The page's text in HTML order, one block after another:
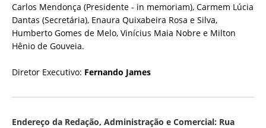
Carlos Mendonça (Presidente - in memoriam), Carmem Lúcia
Dantas (Secretária), Enaura Quixabeira Rosa e Silva,
Humberto Gomes de Melo, Vinícius Maia Nobre e Milton
Hênio de Gouveia.
Diretor Executivo: Fernando James
Endereço da Redação, Administração e Comercial: Rua